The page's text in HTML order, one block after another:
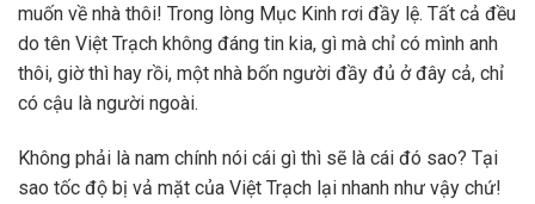
muốn về nhà thôi! Trong lòng Mục Kinh rơi đầy lệ. Tất cả đều
do tên Việt Trạch không đáng tin kia, gì mà chỉ có mình anh
thôi, giờ thì hay rồi, một nhà bốn người đầy đủ ở đây cả, chỉ
có cậu là người ngoài.
Không phải là nam chính nói cái gì thì sẽ là cái đó sao? Tại
sao tốc độ bị vả mặt của Việt Trạch lại nhanh như vậy chứ!